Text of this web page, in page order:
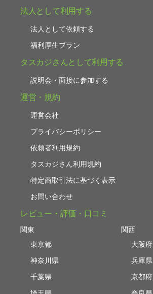
法人として利用する
法人として依頼する
福利厚生プラン
タスカジさんとして利用する
説明会・面接に参加する
運営・規約
運営会社
プライバシーポリシー
依頼者利用規約
タスカジさん利用規約
特定商取引法に基づく表示
お問い合わせ
レビュー・評価・口コミ
関東
東京都
神奈川県
千葉県
関西
大阪府
兵庫県
京都府